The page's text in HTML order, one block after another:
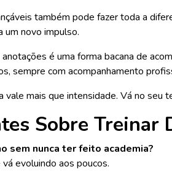
também pode fazer toda a
um novo impulso.
é uma forma bacana de
sempre com acompanhamento
mais que intensidade. Vá no seu
Sobre Treinar
sem nunca ter feito academia?
evoluindo aos poucos.